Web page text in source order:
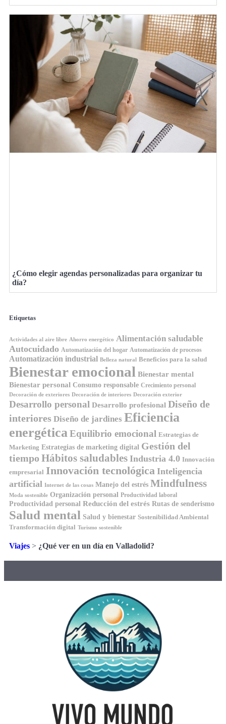
¿Cómo elegir agendas personalizadas para organizar tu
día?
Etiquetas
Actividades al aire libre Ahorro energético Alimentación saludable
Autocuidado Automatización del hogar Automatización de procesos
Automatización industrial Belleza natural Beneficios para la salud
Bienestar emocional Bienestar mental
Bienestar personal Consumo responsable Crecimiento personal
Decoración de exteriores Decoración de interiores Decoración exterior
Desarrollo personal Desarrollo profesional Diseño de
interiores Diseño de jardines Eficiencia
energética Equilibrio emocional Estrategias de
Marketing Estrategias de marketing digital Gestión del
tiempo Hábitos saludables Industria 4.0 Innovación
empresarial Innovación tecnológica Inteligencia
artificial Internet de las cosas Manejo del estrés Mindfulness
Moda sostenible Organización personal Productividad laboral
Productividad personal Reducción del estrés Rutas de senderismo
Salud mental Salud y bienestar Sostenibilidad Ambiental
Transformación digital Turismo sostenible
Viajes > ¿Qué ver en un día en Valladolid?